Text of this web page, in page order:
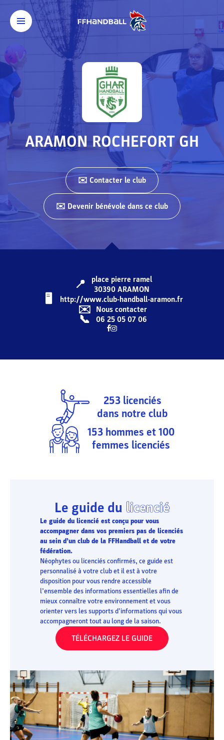
ARAMON ROCHEFORT GH
✉️ Contacter le club
✉️ Devenir bénévole dans ce club
📍
place pierre ramel
30390 ARAMON
🖥️️️ http://www.club-handball-aramon.fr
✉️ Nous contacter
📞 06 25 05 07 06
253 licenciés
dans notre club
153 hommes et100
femmes licenciés
Le guide du licencié
Le guide du licencié est conçu pour vous
accompagner dans vos premiers pas de licenciés
au sein d’un club de la FFHandball et de votre
fédération.
Néophytes ou licenciés confirmés, ce guide est
personnalisé à votre club et il est à votre
disposition pour vous rendre accessible
l’ensemble des informations essentielles afin de
mieux connaître votre environnement et vous
orienter vers les supports d’informations qui vous
accompagneront tout au long de la saison.
TÉLÉCHARGEZ LE GUIDE